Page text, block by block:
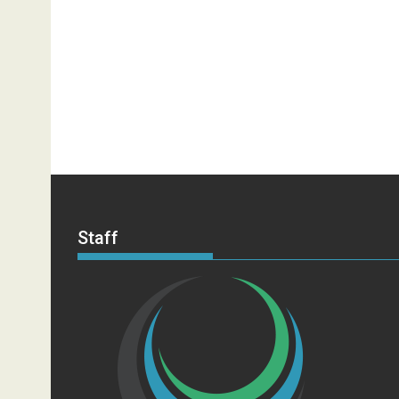
Staff